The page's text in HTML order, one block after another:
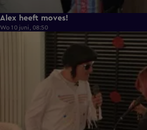
Alex heeft moves!
Wo 10 juni, 08:50